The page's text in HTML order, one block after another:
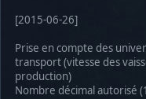
[2015-06-26]
Prise en compte des
transport (vitesse des
production)
Nombre décimal autorisé